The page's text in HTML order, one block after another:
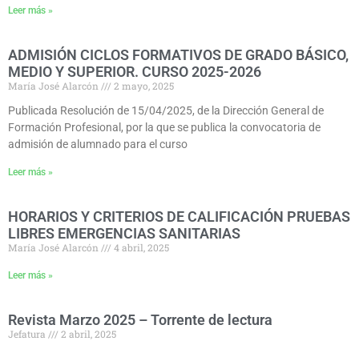
Leer más »
ADMISIÓN CICLOS FORMATIVOS DE GRADO BÁSICO,
MEDIO Y SUPERIOR. CURSO 2025-2026
María José Alarcón
2 mayo, 2025
Publicada Resolución de 15/04/2025, de la Dirección General de
Formación Profesional, por la que se publica la convocatoria de
admisión de alumnado para el curso
Leer más »
HORARIOS Y CRITERIOS DE CALIFICACIÓN PRUEBAS
LIBRES EMERGENCIAS SANITARIAS
María José Alarcón 4 abril, 2025
Leer más »
Revista Marzo 2025 – Torrente de lectura
Jefatura
2 abril, 2025